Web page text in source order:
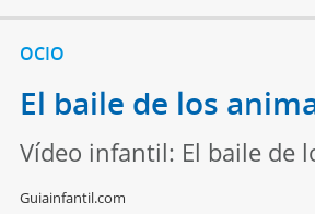
OCIO
El baile de los
Vídeo infantil: El baile de
Guiainfantil.com